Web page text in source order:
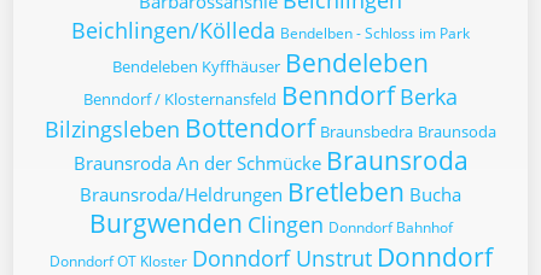
Beichlingen/Kölleda Bendelben - Schloss im Park
Bendeleben Kyffhäuser Bendeleben
Benndorf / Klosternansfeld Benndorf Berka
Bilzingsleben Bottendorf Braunsbedra Braunsoda
Braunsroda An der Schmücke Braunsroda
Braunsroda/Heldrungen Bretleben Bucha
Burgwenden Clingen Donndorf Bahnhof
Donndorf OT Kloster Donndorf Unstrut Donndorf